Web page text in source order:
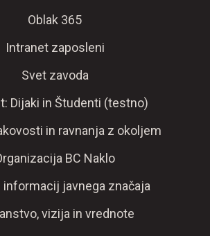
Oblak 365
Intranet zaposleni
Svet zavoda
Dijaki in Študenti (testno)
in ravnanja z okoljem
BC Naklo
informacij javnega značaja
vizija in vrednote